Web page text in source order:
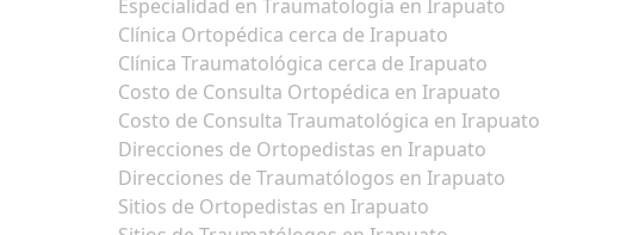
Especialidad en Traumatología en Irapuato
Clínica Ortopédica cerca de Irapuato
Clínica Traumatológica cerca de Irapuato
Costo de Consulta Ortopédica en Irapuato
Costo de Consulta Traumatológica en Irapuato
Direcciones de Ortopedistas en Irapuato
Direcciones de Traumatólogos en Irapuato
Sitios de Ortopedistas en Irapuato